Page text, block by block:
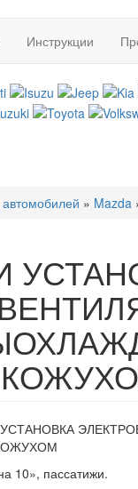
Инструкции
» Mazda
10», пас­сатижи.